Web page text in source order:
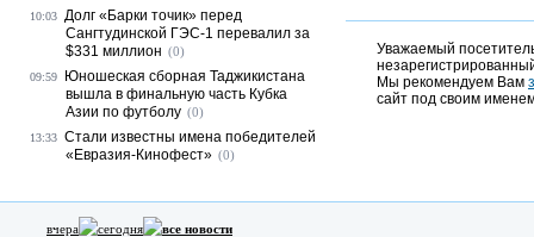
Уважаемый
Мы рекомендуем Вам
сайт под своим
10:03 Долг «Барки точик» перед
Сангтудинской ГЭС-1 перевалил за
$331 миллион (0)
09:59
Юношеская сборная Таджикистана
вышла в финальную часть Кубка
Азии по футболу (0)
13:33 Стали известны имена победителей
«Евразия-Кинофест» (0)
вчера сегодня все новости